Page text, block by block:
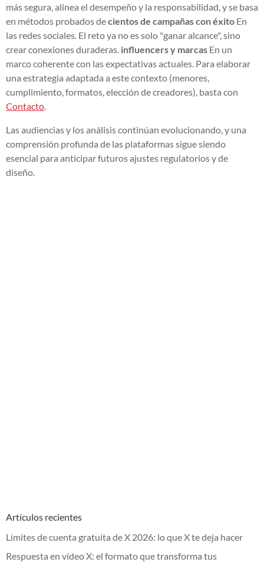
más segura, alinea el desempeño y la responsabilidad, y se basa
en métodos probados decientos de campañas con éxito En
las redes sociales. El reto ya no es solo "ganar alcance", sino
crear conexiones duraderas. influencers y marcas En un
marco coherente con las expectativas actuales. Para elaborar
una estrategia adaptada a este contexto (menores,
cumplimiento, formatos, elección de creadores), basta con
Contacto
Las audiencias y los análisis continúan evolucionando, y una
comprensión profunda de las plataformas sigue siendo
esencial para anticipar futuros ajustes regulatorios y de
diseño.
Artículos recientes
Límites de cuenta gratuita de X 2026: lo que X te deja hacer
Respuesta en vídeo X: el formato que transforma tus